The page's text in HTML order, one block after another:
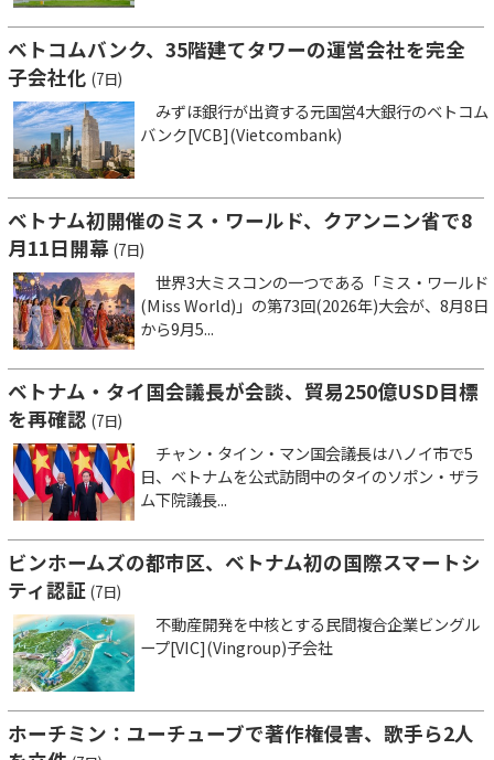
ベトコムバンク、35階建てタワーの運営会社を完全
子会社化 (7日)
みずほ銀行が出資する元国営4大銀行のベトコム
バンク[VCB](Vietcombank)
ベトナム初開催のミス・ワールド、クアンニン省で8
月11日開幕 (7日)
世界3大ミスコンの一つである「ミス・ワールド
(Miss World)」の第73回(2026年)大会が、8月8日
から9月5...
ベトナム・タイ国会議長が会談、貿易250億USD目標
を再確認 (7日)
チャン・タイン・マン国会議長はハノイ市で5
日、ベトナムを公式訪問中のタイのソポン・ザラ
ム下院議長...
ビンホームズの都市区、ベトナム初の国際スマートシ
ティ認証 (7日)
不動産開発を中核とする民間複合企業ビングル
ープ[VIC](Vingroup)子会社
ホーチミン：ユーチューブで著作権侵害、歌手ら2人